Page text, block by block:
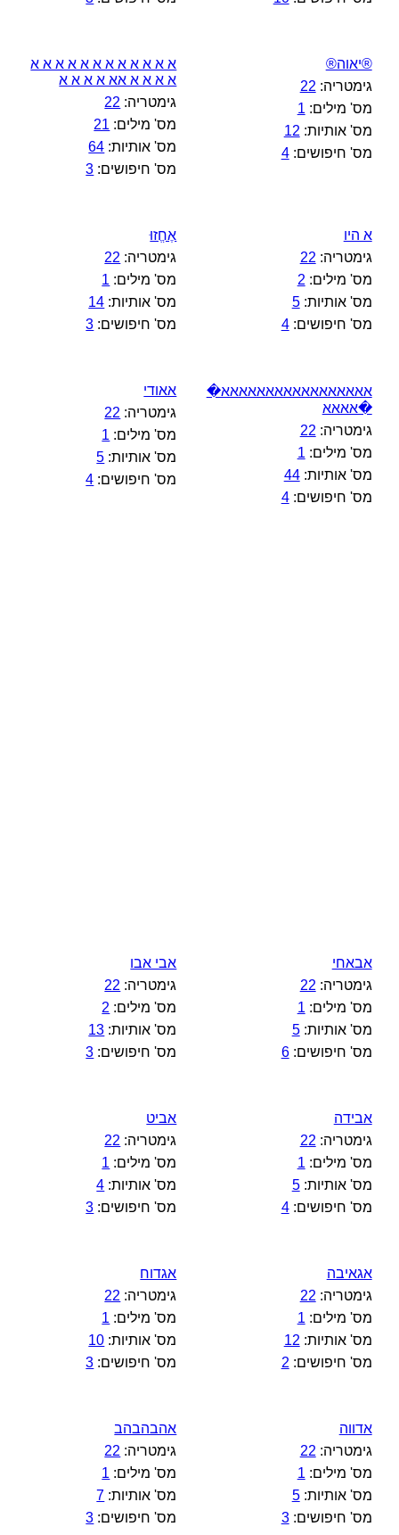
®יאוה®
גימטריה: 22
מס' מילים: 1
מס' אותיות: 12
מס' חיפושים:4
א א א א א א א א א א א א
א א א א אא א א א א
גימטריה: 22
מס' מילים: 21
מס' אותיות: 64
מס' חיפושים: 3
א היו
גימטריה: 22
מס' מילים: 2
מס' אותיות:5
מס' חיפושים:4
אֶחֱזוּ
גימטריה: 22
מס' מילים: 1
מס' אותיות: 14
מס' חיפושים: 3
אאאאאאאאאאאאאאאאא�
�אאאא
גימטריה: 22
מס' מילים: 1
מס' אותיות:44
מס' חיפושים:4
אאודי
גימטריה: 22
מס' מילים: 1
מס' אותיות: 5
מס' חיפושים: 4
אבאחי
גימטריה: 22
מס' מילים: 1
מס' אותיות:5
מס' חיפושים:6
אבי אבו
גימטריה: 22
מס' מילים: 2
מס' אותיות: 13
מס' חיפושים: 3
אבידה
גימטריה: 22
מס' מילים: 1
מס' אותיות:5
מס' חיפושים:4
אביט
גימטריה: 22
מס' מילים: 1
מס' אותיות: 4
מס' חיפושים: 3
אגאיבה
גימטריה: 22
מס' מילים: 1
מס' אותיות: 12
מס' חיפושים: 2
אגדוח
גימטריה: 22
מס' מילים: 1
מס' אותיות: 10
מס' חיפושים: 3
אדווה
גימטריה: 22
מס' מילים: 1
מס' אותיות:5
מס' חיפושים:3
אהבהבהב
גימטריה: 22
מס' מילים: 1
מס' אותיות: 7
מס' חיפושים: 3